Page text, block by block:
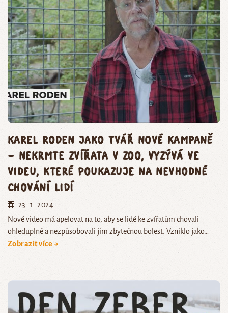
Karel Roden jako tvář nové kampaně
– nekrmte zvířata v zoo, vyzývá ve
videu, které poukazuje na nevhodné
chování lidí
23. 1. 2024
Nové video má apelovat na to, aby se lidé ke zvířatům chovali
ohleduplně a nezpůsobovali jim zbytečnou bolest. Vzniklo jako…
Zobrazit více →